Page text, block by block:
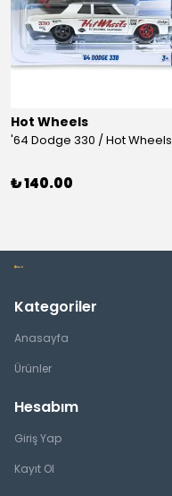
Hot Wheels
'64 Dodge 330 / Hot Wheels
₺ 140.00
Kategoriler
Anasayfa
Ürünler
Hesabım
Giriş Yap
Kayıt Ol